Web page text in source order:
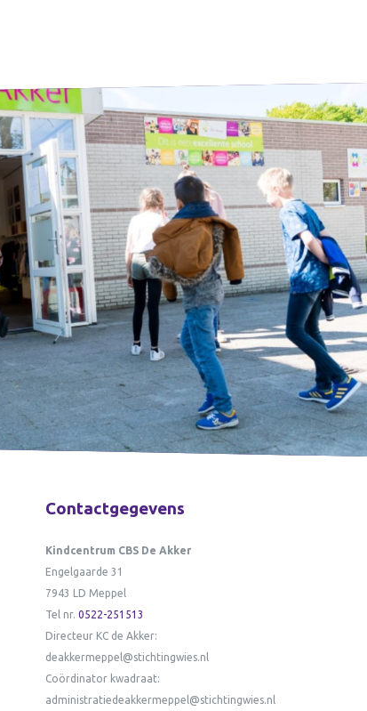
Contactgegevens
Kindcentrum CBS De Akker
Engelgaarde 31
7943 LD Meppel
Tel nr. 0522-251513
Directeur KC de Akker:
deakkermeppel@stichtingwies.nl
Coördinator kwadraat:
administratiedeakkermeppel@stichtingwies.nl